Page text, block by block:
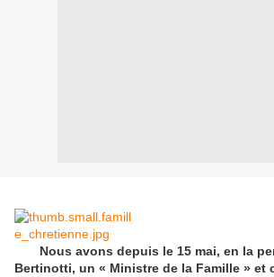
Nous avons depuis le 15 mai, en la
Bertinotti, un « Ministre de la Famille » et